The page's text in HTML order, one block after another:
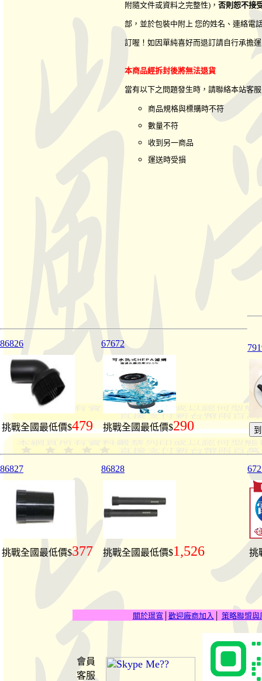
附隨文件或資料之完整性)， 否則恕不接
部，並於包裝中附上 您的姓名、連絡電
訂喔！如因單純喜好而退訂請自行承擔
本商品經拆封後將無法退貨
當有以下之問題發生時，請聯絡本站客
商品規格與標購時不符
數量不符
收到另一商品
運送時受損
86826
挑戰全國最低價$479
67672
挑戰全國最低價$290
86827
挑戰全國最低價$377
86828
挑戰全國最低價$1,526 挑
關於璟寬│ 歡迎廠商加入 策略聯盟與
會員
客服